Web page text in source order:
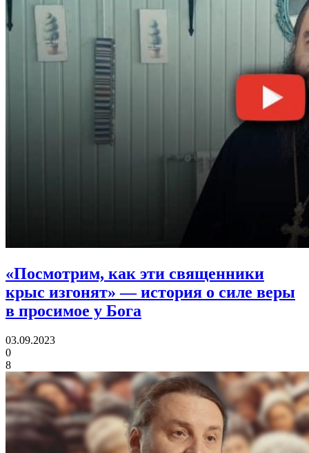
«Посмотрим, как эти священники
крыс изгонят»— история о силе веры
в просимое у Бога
03.09.2023
0
8